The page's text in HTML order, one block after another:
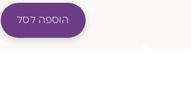
הוספה לסל